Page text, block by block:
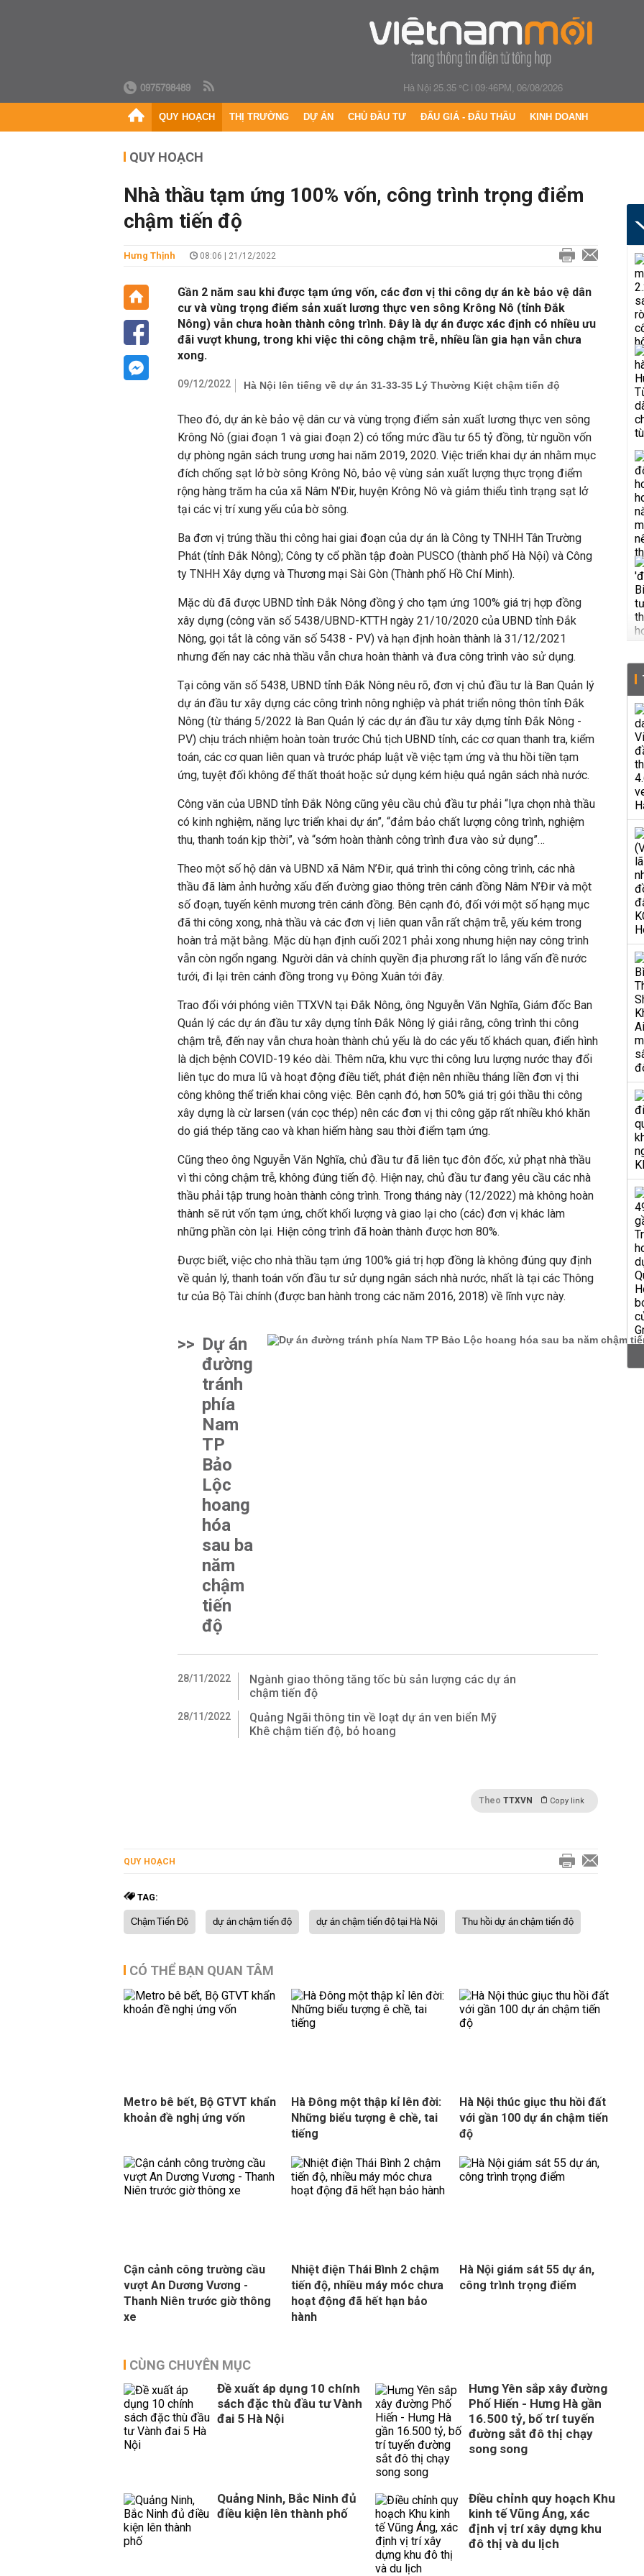
0975798489 Hà Nội 25.35 °C|09:46PM, 06/08/2026
QUY HOẠCH THỊ TRƯỜNG DỰ ÁN CHỦ ĐẦU TƯ ĐẤU GIÁ - ĐẤU THẦU KINH DOANH
QUY HOẠCH
Nhà thầu tạm ứng 100% vốn, công trình trọng điểm
chậm tiến độ
Hưng Thịnh 08:06 | 21/12/2022
Gần 2 năm sau khi được tạm ứng vốn, các đơn vị thi công dự án kè bảo vệ dân
cư và vùng trọng điểm sản xuất lương thực ven sông Krông Nô (tỉnh Đắk
Nông) vẫn chưa hoàn thành công trình. Đây là dự án được xác định có nhiều ưu
đãi vượt khung, trong khi việc thi công chậm trễ, nhiều lần gia hạn vẫn chưa
xong.
09/12/2022 Hà Nội lên tiếng về dự án 31-33-35 Lý Thường Kiệt chậm tiến độ
Theo đó, dự án kè bảo vệ dân cư và vùng trọng điểm sản xuất lương thực ven sông
Krông Nô (giai đoạn 1 và giai đoạn 2) có tổng mức đầu tư 65 tỷ đồng, từ nguồn vốn
dự phòng ngân sách trung ương hai năm 2019, 2020. Việc triển khai dự án nhằm mục
đích chống sạt lở bờ sông Krông Nô, bảo vệ vùng sản xuất lượng thực trọng điểm
rộng hàng trăm ha của xã Nâm N’Đir, huyện Krông Nô và giảm thiểu tình trạng sạt lở
tại các vị trí xung yếu của bờ sông.
Ba đơn vị trúng thầu thi công hai giai đoạn của dự án là Công ty TNHH Tân Trường
Phát (tỉnh Đắk Nông); Công ty cổ phần tập đoàn PUSCO (thành phố Hà Nội) và Công
ty TNHH Xây dựng và Thương mại Sài Gòn (Thành phố Hồ Chí Minh).
Mặc dù đã được UBND tỉnh Đắk Nông đồng ý cho tạm ứng 100% giá trị hợp đồng
xây dựng (công văn số 5438/UBND-KTTH ngày 21/10/2020 của UBND tỉnh Đắk
Nông, gọi tắt là công văn số 5438 - PV) và hạn định hoàn thành là 31/12/2021
nhưng đến nay các nhà thầu vẫn chưa hoàn thành và đưa công trình vào sử dụng.
Tại công văn số 5438, UBND tỉnh Đắk Nông nêu rõ, đơn vị chủ đầu tư là Ban Quản lý
dự án đầu tư xây dựng các công trình nông nghiệp và phát triển nông thôn tỉnh Đắk
Nông (từ tháng 5/2022 là Ban Quản lý các dự án đầu tư xây dựng tỉnh Đắk Nông -
PV) chịu trách nhiệm hoàn toàn trước Chủ tịch UBND tỉnh, các cơ quan thanh tra, kiểm
toán, các cơ quan liên quan và trước pháp luật về việc tạm ứng và thu hồi tiền tạm
ứng, tuyệt đối không để thất thoát hoặc sử dụng kém hiệu quả ngân sách nhà nước.
Công văn của UBND tỉnh Đắk Nông cũng yêu cầu chủ đầu tư phải “lựa chọn nhà thầu
có kinh nghiệm, năng lực triển khai dự án”, “đảm bảo chất lượng công trình, nghiệm
thu, thanh toán kịp thời”, và “sớm hoàn thành công trình đưa vào sử dụng”…
Theo một số hộ dân và UBND xã Nâm N’Đir, quá trình thi công công trình, các nhà
thầu đã làm ảnh hưởng xấu đến đường giao thông trên cánh đồng Nâm N’Đir và một
số đoạn, tuyến kênh mương trên cánh đồng. Bên cạnh đó, đối với một số hạng mục
đã thi công xong, nhà thầu và các đơn vị liên quan vẫn rất chậm trễ, yếu kém trong
hoàn trả mặt bằng. Mặc dù hạn định cuối 2021 phải xong nhưng hiện nay công trình
vẫn còn ngổn ngang. Người dân và chính quyền địa phương rất lo lắng vấn đề nước
tưới, đi lại trên cánh đồng trong vụ Đông Xuân tới đây.
Trao đổi với phóng viên TTXVN tại Đắk Nông, ông Nguyễn Văn Nghĩa, Giám đốc Ban
Quản lý các dự án đầu tư xây dựng tỉnh Đắk Nông lý giải rằng, công trình thi công
chậm trễ, đến nay vẫn chưa hoàn thành chủ yếu là do các yếu tố khách quan, điển hình
là dịch bệnh COVID-19 kéo dài. Thêm nữa, khu vực thi công lưu lượng nước thay đổi
liên tục do mưa lũ và hoạt động điều tiết, phát điện nên nhiều tháng liền đơn vị thi
công không thể triển khai công việc. Bên cạnh đó, hơn 50% giá trị gói thầu thi công
xây dựng là cừ larsen (ván cọc thép) nên các đơn vị thi công gặp rất nhiều khó khăn
do giá thép tăng cao và khan hiếm hàng sau thời điểm tạm ứng.
Cũng theo ông Nguyễn Văn Nghĩa, chủ đầu tư đã liên tục đôn đốc, xử phạt nhà thầu
vì thi công chậm trễ, không đúng tiến độ. Hiện nay, chủ đầu tư đang yêu cầu các nhà
thầu phải tập trung hoàn thành công trình. Trong tháng này (12/2022) mà không hoàn
thành sẽ rút vốn tạm ứng, chốt khối lượng và giao lại cho (các) đơn vị khác làm
những phần còn lại. Hiện công trình đã hoàn thành được hơn 80%.
Được biết, việc cho nhà thầu tạm ứng 100% giá trị hợp đồng là không đúng quy định
về quản lý, thanh toán vốn đầu tư sử dụng ngân sách nhà nước, nhất là tại các Thông
tư của Bộ Tài chính (được ban hành trong các năm 2016, 2018) về lĩnh vực này.
>> Dự án
đường
tránh
phía
Nam
TP
Bảo
Lộc
hoang
hóa
sau ba
năm
chậm
tiến
độ
28/11/2022
Ngành giao thông tăng tốc bù sản lượng các dự án
chậm tiến độ
28/11/2022
Quảng Ngãi thông tin về loạt dự án ven biển Mỹ
Khê chậm tiến độ, bỏ hoang
Theo TTXVN Copy link
QUY HOẠCH
TAG:
Chậm Tiến Độ dự án chậm tiến độ dự án chậm tiến độ tại Hà Nội Thu hồi dự án chậm tiến độ
CÓ THỂ BẠN QUAN TÂM
Metro bê bết, Bộ GTVT khẩn
khoản đề nghị ứng vốn
Hà Đông một thập kỉ lên đời:
Những biểu tượng ê chề, tai
tiếng
Hà Nội thúc giục thu hồi đất
với gần 100 dự án chậm tiến
độ
Cận cảnh công trường cầu
vượt An Dương Vương -
Thanh Niên trước giờ thông
xe
Nhiệt điện Thái Bình 2 chậm
tiến độ, nhiều máy móc chưa
hoạt động đã hết hạn bảo
hành
Hà Nội giám sát 55 dự án,
công trình trọng điểm
CÙNG CHUYÊN MỤC
Đề xuất áp dụng 10 chính
sách đặc thù đầu tư Vành
đai 5 Hà Nội
Hưng Yên sắp xây đường
Phố Hiến - Hưng Hà gần
16.500 tỷ, bố trí tuyến
đường sắt đô thị chạy
song song
Quảng Ninh, Bắc Ninh đủ
điều kiện lên thành phố
Điều chỉnh quy hoạch Khu
kinh tế Vũng Áng, xác
định vị trí xây dựng khu
đô thị và du lịch